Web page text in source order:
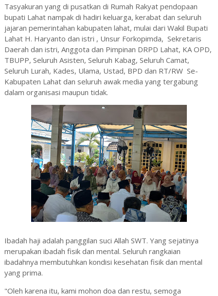
Tasyakuran yang di pusatkan di Rumah Rakyat pendopaan
bupati Lahat nampak di hadiri keluarga, kerabat dan seluruh
jajaran pemerintahan kabupaten lahat, mulai dari Wakil Bupati
Lahat H. Haryanto dan istri , Unsur Forkopimda, Sekretaris
Daerah dan istri, Anggota dan Pimpinan DRPD Lahat, KA OPD,
TBUPP, Seluruh Asisten, Seluruh Kabag, Seluruh Camat,
Seluruh Lurah, Kades, Ulama, Ustad, BPD dan RT/RW Se-
Kabupaten Lahat dan seluruh awak media yang tergabung
dalam organisasi maupun tidak.
Ibadah haji adalah panggilan suci Allah SWT. Yang sejatinya
merupakan ibadah fisik dan mental. Seluruh rangkaian
ibadahnya membutuhkan kondisi kesehatan fisik dan mental
yang prima.
"Oleh karena itu, kami mohon doa dan restu, semoga